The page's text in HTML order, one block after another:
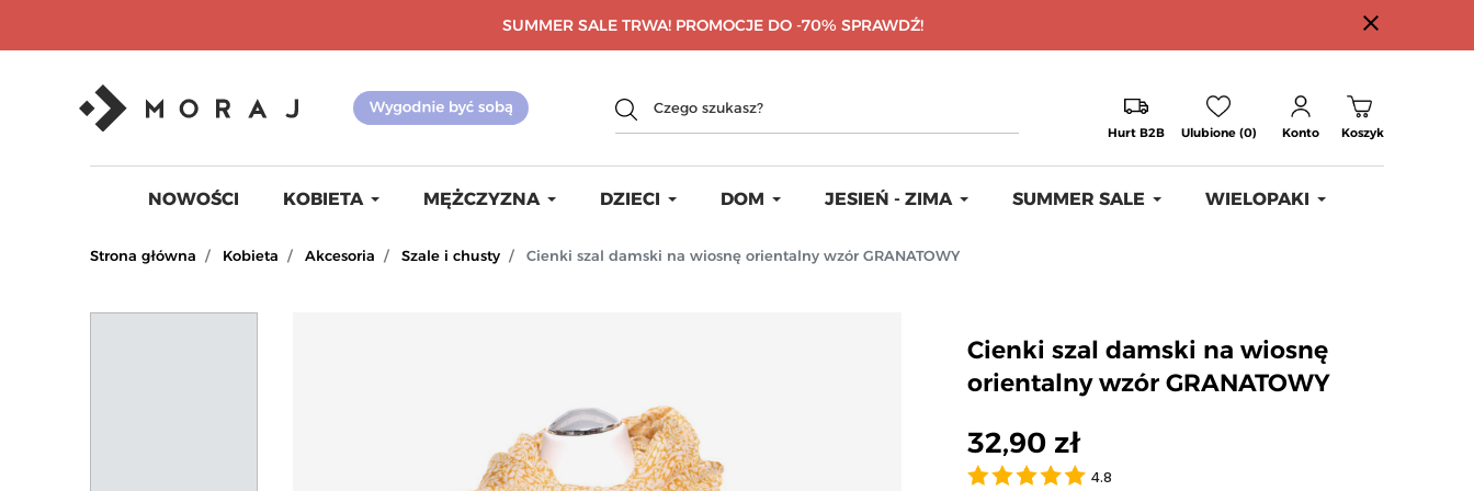
SUMMER SALE TRWA! PROMOCJE DO -70% SPRAWDŹ! close
Hurt B2B Ulubione (0) Konto Koszyk
NOWOŚCI KOBIETA MĘŻCZYZNA DZIECI DOM JESIEŃ - ZIMA SUMMER SALE WIELOPAKI
Strona główna Kobieta Akcesoria Szale i chusty Cienki szal damski na wiosnę orientalny wzór GRANATOWY
Cienki szal damski na wiosnę
orientalny wzór GRANATOWY
32,90 zł
4.8